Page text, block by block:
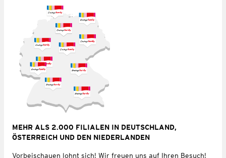
MEHR ALS 2.000 FILIALEN IN DEUTSCHLAND,
ÖSTERREICH UND DEN NIEDERLANDEN
Vorbeischauen lohnt sich! Wir freuen uns auf Ihren Besuch!